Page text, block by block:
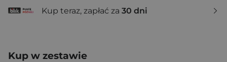
Kup teraz, zapłać za 30 dni
Kup w zestawie